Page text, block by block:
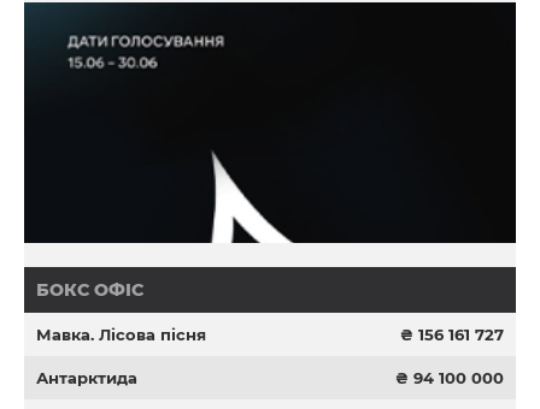
БОКС ОФІС
Мавка. Лісова пісня ₴ 156 161 727
Антарктида ₴ 94 100 000